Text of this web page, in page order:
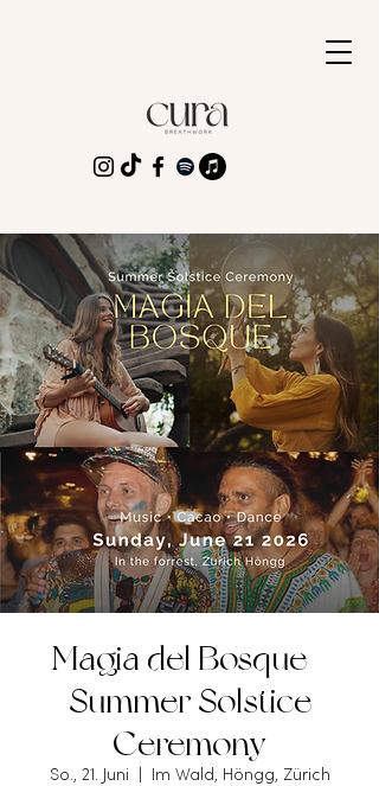
Magia del Bosque -
Summer Solstice
Ceremony
So., 21. Juni Im Wald, Höngg, Zürich